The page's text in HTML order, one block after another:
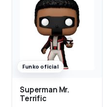
Funko oficial
Superman Mr.
Terrific